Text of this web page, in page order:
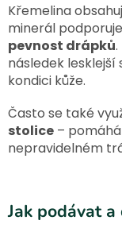
Křemelina
minerál podporuje
pevnost drápků
následek
kondici kůže.
Často se také
stolice –
nepravidelném
Jak podávat